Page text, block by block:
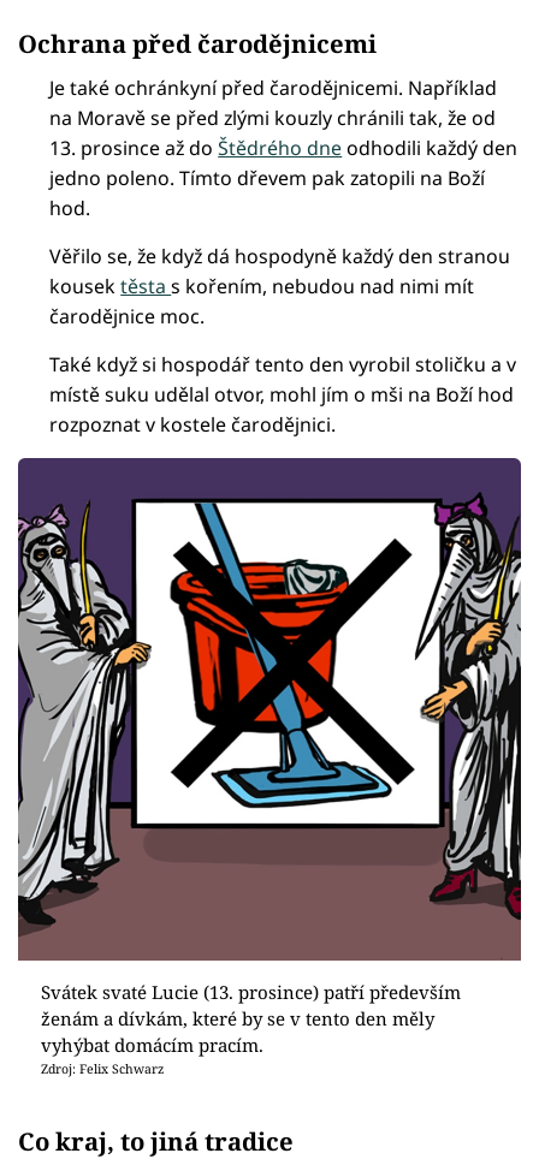
Ochrana před čarodějnicemi
Je také ochránkyní před čarodějnicemi. Například
na Moravě se před zlými kouzly chránili tak, že od
13. prosince až doŠtědrého dneodhodili každý den
jedno poleno. Tímto dřevem pak zatopili na Boží
hod.
Věřilo se, že když dá hospodyně každý den stranou
kousektěstas kořením, nebudou nad nimi mít
čarodějnice moc.
Také když si hospodář tento den vyrobil stoličku a v
místě suku udělal otvor, mohl jím o mši na Boží hod
rozpoznat v kostele čarodějnici.
Svátek svaté Lucie (13. prosince) patří především
ženám a dívkám, které by se v tento den měly
vyhýbat domácím pracím.
Zdroj: Felix Schwarz
Co kraj, to jiná tradice